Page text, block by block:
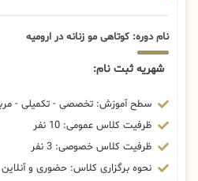
نام دوره: کوتاهی مو زنانه در ارومیه
شهریه ثبت نام:
سطح آموزش: تخصصی - تکمیلی -
ظرفیت کلاس عمومی: 10 نفر
ظرفیت کلاس خصوصی: 3 نفر
نحوه برگزاری کلاس: حضوری و آنلاین